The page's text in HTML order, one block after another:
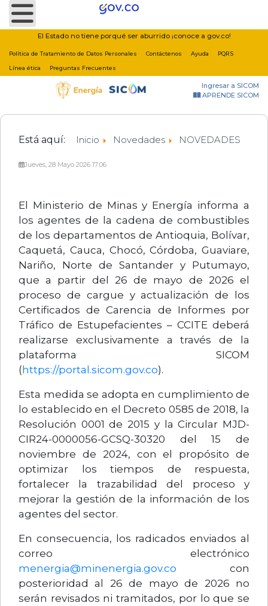
Nota:
este
web
incluye
un
accesibilidad.
El Estado no tiene porqué ser aburrido ¡conoce a gov.co!
Política de Tratamiento de Datos Personales Contáctenos Ayuda PQRS
Línea ética Preguntas Frecuentes
Ingresar a SICOM
APRENDE SICOM
Está aquí: Inicio Novedades NOVEDADES
Jueves, 28 Mayo 2026 17:06
El Ministerio de Minas y Energía informa a
los agentes de la cadena de combustibles
de los departamentos de Antioquia, Bolívar,
Caquetá, Cauca, Chocó, Córdoba, Guaviare,
Nariño, Norte de Santander y Putumayo,
que a partir del 26 de mayo de 2026 el
proceso de cargue y actualización de los
Certificados de Carencia de Informes por
Tráfico de Estupefacientes – CCITE deberá
realizarse exclusivamente a través de la
plataforma SICOM
( https://portal.sicom.gov.co).
Esta medida se adopta en cumplimiento de
lo establecido en el Decreto 0585 de 2018, la
Resolución 0001 de 2015 y la Circular MJD-
CIR24-0000056-GCSQ-30320 del 15 de
noviembre de 2024, con el propósito de
optimizar los tiempos de respuesta,
fortalecer la trazabilidad del proceso y
mejorar la gestión de la información de los
agentes del sector.
En consecuencia, los radicados enviados al
correo electrónico
menergia@minenergia.gov.co con
posterioridad al 26 de mayo de 2026 no
serán revisados ni tramitados, por lo que se